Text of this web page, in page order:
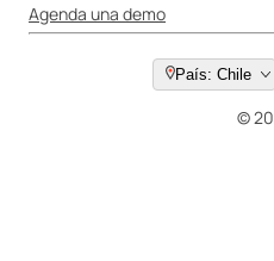
Agenda una demo
País: Chile
©